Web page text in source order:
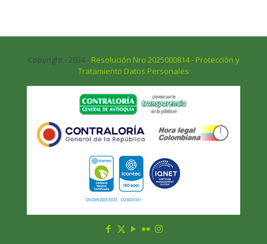
Copyright - 2024 - Resolución Nro 2025000814 - Protección y
Tratamiento Datos Personales